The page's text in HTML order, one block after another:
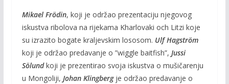
Mikael Frödin, koji je održao prezentaciju njegovog
iskustva ribolova na rijekama Kharlovaki och Litzi koje
su izrazito bogate kraljevskim lososom. Ulf Hagström
koji je održao predavanje o ”wiggle baitfish”, Jussi
Sölundkoji je prezentirao svoja iskustva o mušičarenju
u Mongoliji, Johan Klingbergje održao predavanje o